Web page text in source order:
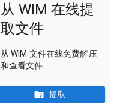
从 WIM 在线提
取文件
从 WIM 文件在线免费解压
和查看文件
提取